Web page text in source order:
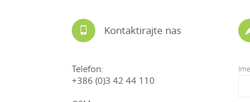
Kontaktirajte nas
Telefon:
+386 (0)3 42 44 110